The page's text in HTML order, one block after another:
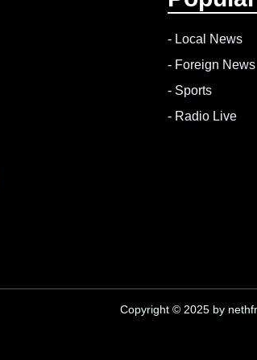
- Local News
- Foreign News
- Sports
- Radio Live
Copyright © 2025 by